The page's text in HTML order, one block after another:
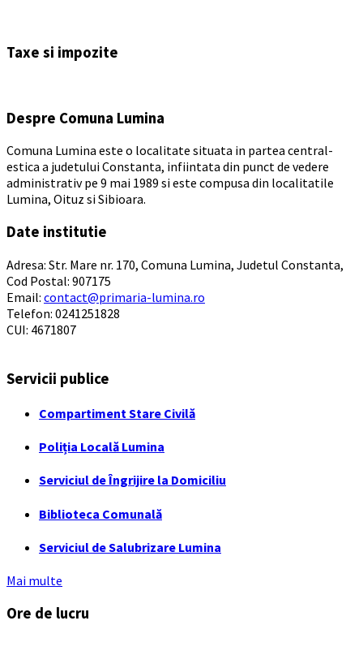
calendar
Taxe si impozite
Despre Comuna Lumina
Comuna Lumina este o localitate situata in partea central-
estica a judetului Constanta, infiintata din punct de vedere
administrativ pe 9 mai 1989 si este compusa din localitatile
Lumina, Oituz si Sibioara.
Date institutie
Adresa: Str. Mare nr. 170, Comuna Lumina, Judetul Constanta,
Cod Postal: 907175
Email: contact@primaria-lumina.ro
Telefon: 0241251828
CUI: 4671807
Servicii publice
Compartiment Stare Civilă
Poliția Locală Lumina
Serviciul de Îngrijire la Domiciliu
Biblioteca Comunală
Serviciul de Salubrizare Lumina
Mai multe
Ore de lucru